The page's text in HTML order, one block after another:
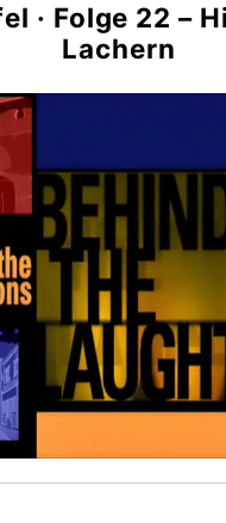
· Folge 22 –
Lachern